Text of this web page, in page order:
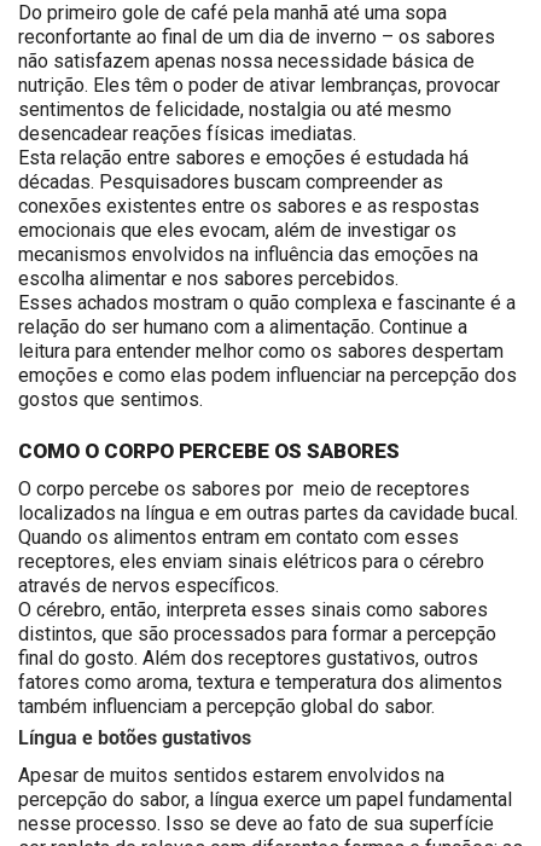
Do primeiro gole de café pela manhã até uma sopa
reconfortante ao final de um dia de inverno – os sabores
não satisfazem apenas nossa necessidade básica de
nutrição. Eles têm o poder de ativar lembranças, provocar
sentimentos de felicidade, nostalgia ou até mesmo
desencadear reações físicas imediatas.
Esta relação entre sabores e emoções é estudada há
décadas. Pesquisadores buscam compreender as
conexões existentes entre os sabores e as respostas
emocionais que eles evocam, além de investigar os
mecanismos envolvidos na influência das emoções na
escolha alimentar e nos sabores percebidos.
Esses achados mostram o quão complexa e fascinante é a
relação do ser humano com a alimentação. Continue a
leitura para entender melhor como os sabores despertam
emoções e como elas podem influenciar na percepção dos
gostos que sentimos.
COMO O CORPO PERCEBE OS SABORES
O corpo percebe os sabores por meio de receptores
localizados na língua e em outras partes da cavidade bucal.
Quando os alimentos entram em contato com esses
receptores, eles enviam sinais elétricos para o cérebro
através de nervos específicos.
O cérebro, então, interpreta esses sinais como sabores
distintos, que são processados para formar a percepção
final do gosto. Além dos receptores gustativos, outros
fatores como aroma, textura e temperatura dos alimentos
também influenciam a percepção global do sabor.
Língua e botões gustativos
Apesar de muitos sentidos estarem envolvidos na
percepção do sabor, a língua exerce um papel fundamental
nesse processo. Isso se deve ao fato de sua superfície